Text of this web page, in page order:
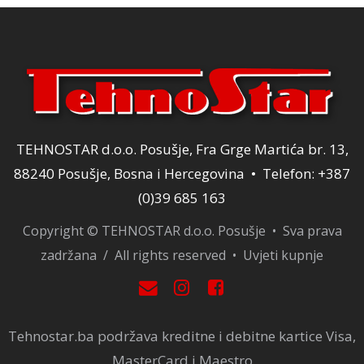
TEHNOSTAR d.o.o. Posušje, Fra Grge Martića br. 13,
88240 Posušje, Bosna i Hercegovina • Telefon: +387
(0)39 685 163
Copyright © TEHNOSTAR d.o.o. Posušje • Sva prava
zadržana / All rights reserved • Uvjeti kupnje
Tehnostar.ba podržava kreditne i debitne kartice Visa,
MasterCard i Maestro